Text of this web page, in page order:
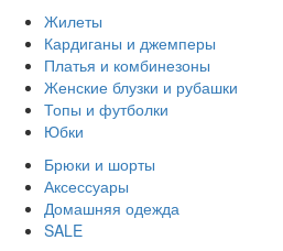
Жилеты
Кардиганы и джемперы
Платья и комбинезоны
Женские блузки и рубашки
Топы и футболки
Юбки
Брюки и шорты
Аксессуары
Домашняя одежда
SALE